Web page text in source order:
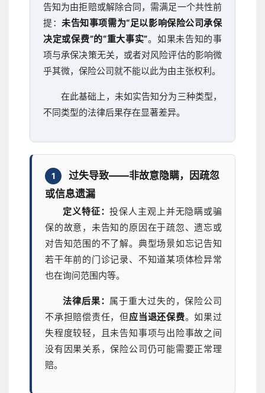
告知为由拒赔或解除合同，需满足一个共性前
提：未告知事项需为“足以影响保险公司承保
决定或保费”的“重大事实”。如果未告知的事
项与承保决策无关，或者对风险评估的影响微
乎其微，保险公司就不能以此为由主张权利。
在此基础上，未如实告知分为三种类型，
不同类型的法律后果存在显著差异。
1
过失导致——非故意隐瞒，因疏忽
或信息遗漏
定义特征：投保人主观上并无隐瞒或骗
保的故意，未告知的原因在于疏忽、遗忘或
对告知范围的不了解。典型场景如忘记告知
若干年前的门诊记录、不知道某项体检异常
也在询问范围内等。
法律后果： 属于重大过失的，保险公司
不承担赔偿责任，但应当退还保费。如果过
失程度较轻，且未告知事项与出险事故之间
没有因果关系，保险公司仍可能需要正常理
赔。